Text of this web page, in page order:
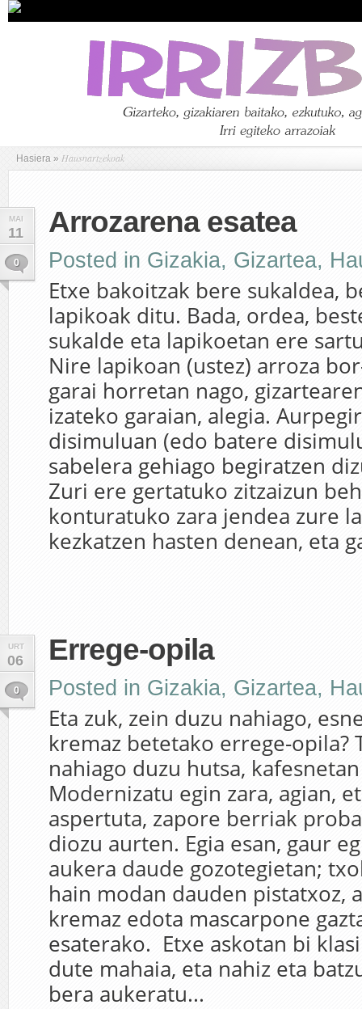
Hasiera » Hausnartzekoak
MAI
11
0
Arrozarena esatea
Posted in Gizakia, Gizartea,
Etxe bakoitzak bere sukaldea,
lapikoak ditu. Bada, ordea,
sukalde eta lapikoetan ere
Nire lapikoan (ustez) arroza
garai horretan nago,
izateko garaian, alegia.
disimuluan (edo batere
sabelera gehiago begiratzen
Zuri ere gertatuko zitzaizun
konturatuko zara jendea zure
kezkatzen hasten denean, eta
URT
06
0
Errege-opila
Posted in Gizakia, Gizartea,
Eta zuk, zein duzu nahiago,
kremaz betetako errege-opila?
nahiago duzu hutsa,
Modernizatu egin zara, agian,
aspertuta, zapore berriak
diozu aurten. Egia esan, gaur
aukera daude gozotegietan;
hain modan dauden pistatxoz,
kremaz edota mascarpone
esaterako. Etxe askotan bi
dute mahaia, eta nahiz eta
bera aukeratu...